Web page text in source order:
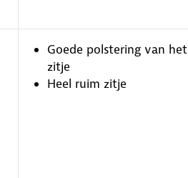
Goede polstering van het
zitje
Heel ruim zitje